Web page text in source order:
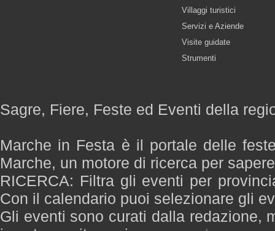
Villaggi turistici
Servizi e Aziende
Visite guidate
Strumenti
Sagre, Fiere, Feste ed Eventi della
Marche in Festa è il portale delle
Marche, un motore di ricerca per
RICERCA: Filtra gli eventi per
Con il calendario puoi selezionare gli
Gli eventi sono curati dalla redazione,